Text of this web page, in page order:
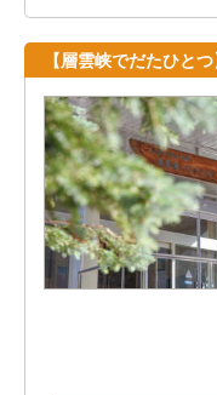
【層雲峡でだたひと